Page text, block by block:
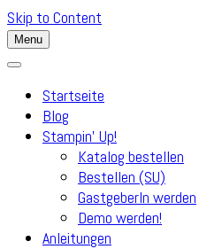
Skip to Content
Menu
Startseite
Blog
Stampin’ Up!
Katalog bestellen
Bestellen (SU)
GastgeberIn werden
Demo werden!
Anleitungen